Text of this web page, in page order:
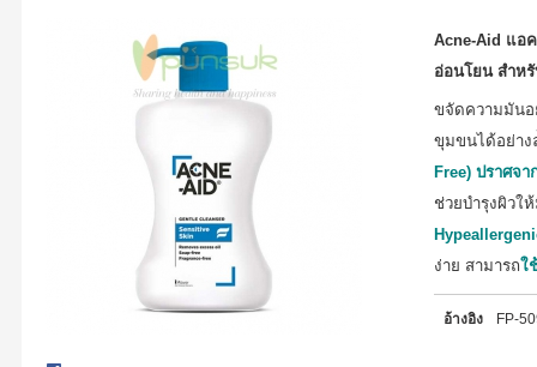
Acne-Aid แอ
อ่อนโยน สำห
ขจัดความมันอ
ขุมขนได้อย่าง
Free) ปราศจา
ช่วยบำรุงผิวใ
ง่าย สามารถใ
อ้างอิง FP-